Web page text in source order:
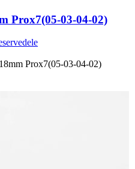
Prox7(05-03-04-02)
Prox7(05-03-04-02)